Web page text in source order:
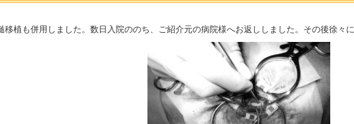
移植も併用しました。数日入院ののち、ご紹介元の病院様へお返ししました。その後徐々に